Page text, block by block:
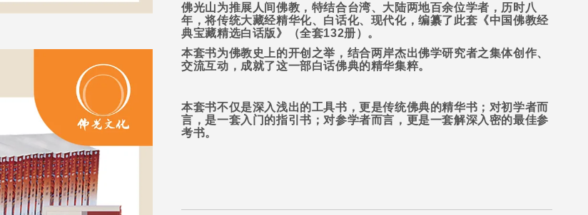
佛光山为推展人间佛教，特结合台湾、大陆两地百余位学者，历时八
年，将传统大藏经精华化、白话化、现代化，编纂了此套《中国佛教经
典宝藏精选白话版》（全套132册）。
本套书为佛教史上的开创之举，结合两岸杰出佛学研究者之集体创作、
交流互动，成就了这一部白话佛典的精华集粹。
本套书不仅是深入浅出的工具书，更是传统佛典的精华书；对初学者而
言，是一套入门的指引书；对参学者而言，更是一套解深入密的最佳参
考书。